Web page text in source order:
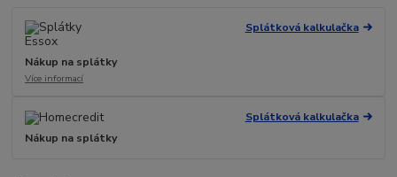
Splátková kalkulačka
Nákup na splátky
Více informací
Splátková kalkulačka
Nákup na splátky